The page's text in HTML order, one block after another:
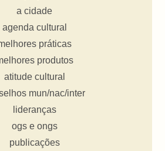
a cidade
agenda cultural
práticas
produtos
atitude cultural
mun/nac/inter
lideranças
ogs e ongs
publicações